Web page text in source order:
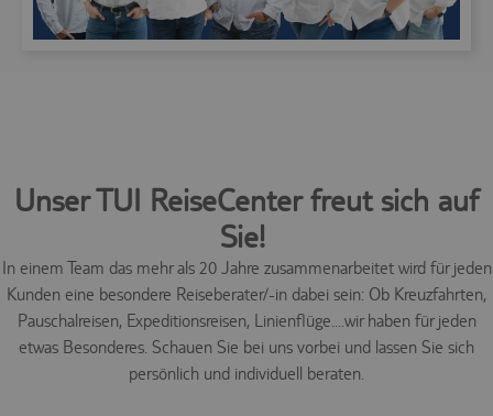
Unser TUI ReiseCenter freut sich auf
Sie!
In einem Team das mehr als 20 Jahre zusammenarbeitet wird für jeden
Kunden eine besondere Reiseberater/-in dabei sein: Ob Kreuzfahrten,
Pauschalreisen, Expeditionsreisen, Linienflüge....wir haben für jeden
etwas Besonderes. Schauen Sie bei uns vorbei und lassen Sie sich
persönlich und individuell beraten.